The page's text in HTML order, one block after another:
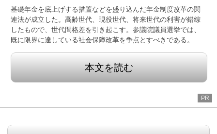
基礎年金を底上げする措置などを盛り込んだ年金制度改革の関
連法が成立した。高齢世代、現役世代、将来世代の利害が錯綜
したもので、世代間格差を引き起こす。参議院議員選挙では、
既に限界に達している社会保障改革を争点とすべきである。
本文を読む
PR